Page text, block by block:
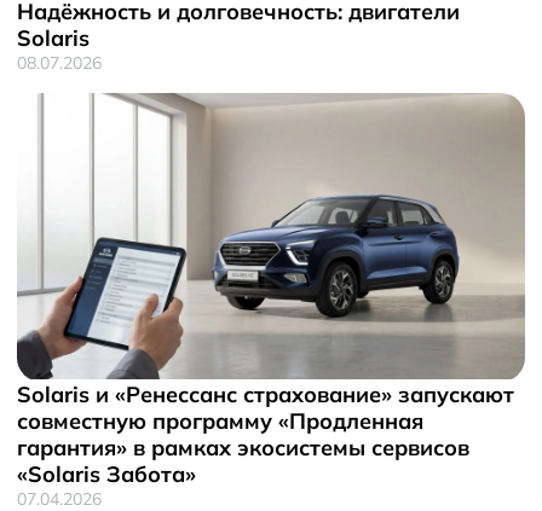
Надёжность и долговечность: двигатели
Solaris
08.07.2026
Solaris и «Ренессанс страхование» запускают
совместную программу «Продленная
гарантия» в рамках экосистемы сервисов
«Solaris Забота»
07.04.2026